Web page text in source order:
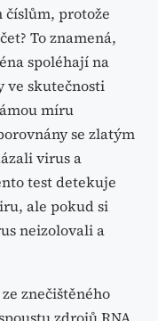
číslům, protože
To znamená,
spoléhají na
ve skutečnosti
míru
se zlatým
virus a
test detekuje
ale pokud si
neizolovali a
znečištěného